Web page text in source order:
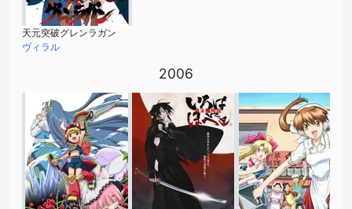
天元突破グレンラガン
ヴィラル
2006